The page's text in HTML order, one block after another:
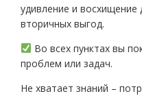
удивление и восхищение
вторичных выгод.
Во всех пунктах вы
проблем или задач.
Не хватает знаний –